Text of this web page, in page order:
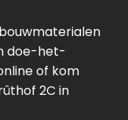
doe-het-
of kom
2C in